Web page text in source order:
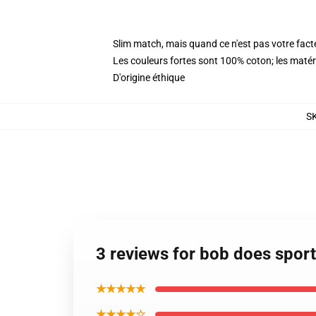
Slim match, mais quand ce n'est pas votre
Les couleurs fortes sont 100% coton; les
D'origine éthique
3 reviews for bob does
★★★★★